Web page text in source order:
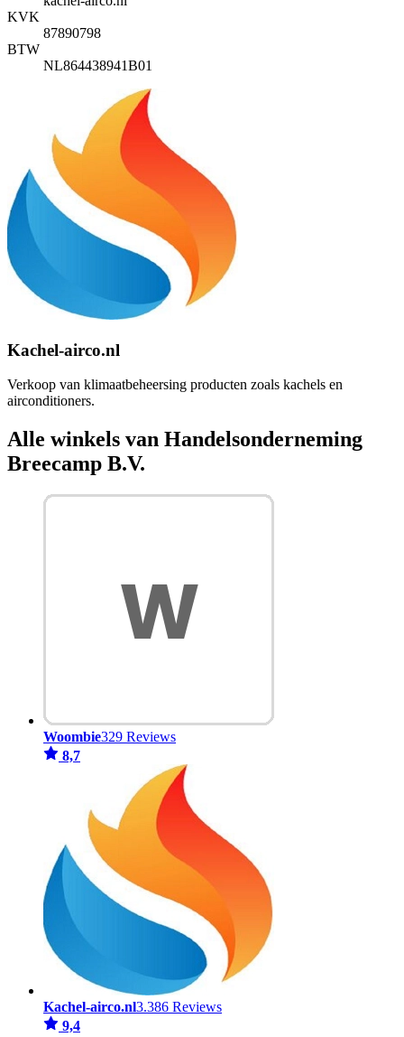
KVK
87890798
BTW
NL864438941B01
Kachel-airco.nl
Verkoop van klimaatbeheersing producten zoals kachels en
airconditioners.
Alle winkels van Handelsonderneming
Breecamp B.V.
Woombie329 Reviews
8,7
Kachel-airco.nl3.386 Reviews
9,4